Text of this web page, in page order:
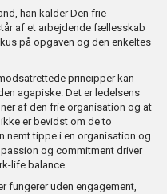
han kalder Den frie
af et arbejdende fællesskab
på opgaven og den enkeltes
principper kan
agapiske. Det er ledelsens
af den frie organisation og at
er bevidst om de to
nemt tippe i en organisation og
og commitment driver
life balance.
fungerer uden engagement,